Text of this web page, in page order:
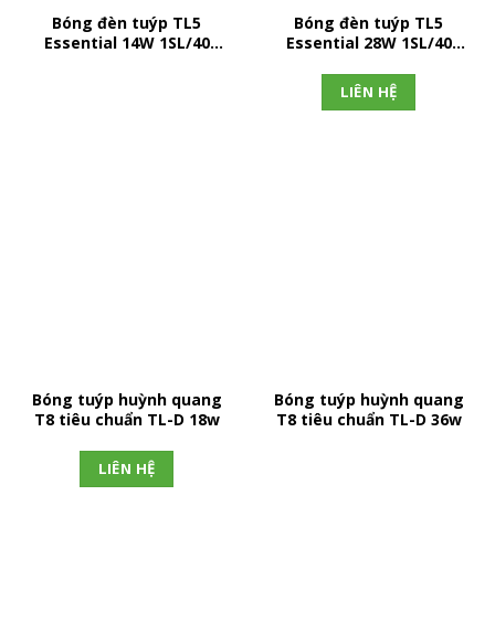
Bóng đèn tuýp TL5
Essential 14W 1SL/40
Bóng đèn tuýp TL5
Essential 28W 1SL/40
LIÊN HỆ
Bóng tuýp huỳnh quang
T8 tiêu chuẩn TL-D 18w
LIÊN HỆ
Bóng tuýp huỳnh quang
T8 tiêu chuẩn TL-D 36w